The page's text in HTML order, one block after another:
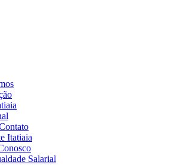
Itatiaia
Salarial